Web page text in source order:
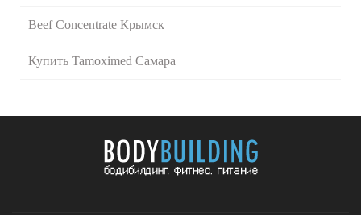
Beef Concentrate Крымск
Купить Tamoximed Самара